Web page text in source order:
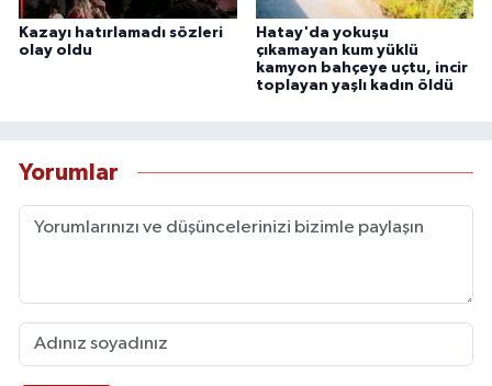
Kazayı hatırlamadı sözleri
olay oldu
Hatay'da yokuşu
çıkamayan kum yüklü
kamyon bahçeye uçtu, incir
toplayan yaşlı kadın öldü
Yorumlar